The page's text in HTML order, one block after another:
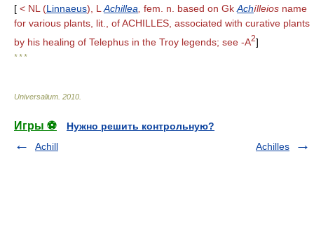
[ < NL (Linnaeus), L Achillea fem. n. based on Gk Achílleios name
for various plants, lit., of ACHILLES, associated with curative plants
by his healing of Telephus in the Troy legends; see -A2]
* * *
Universalium 2010
Игры ⚽
Нужно решить контрольную?
Achill
Achilles